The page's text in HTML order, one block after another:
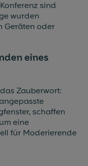
sind
wurden
Geräten oder
eines
Zauberwort:
schaffen
eine
für Moderierende